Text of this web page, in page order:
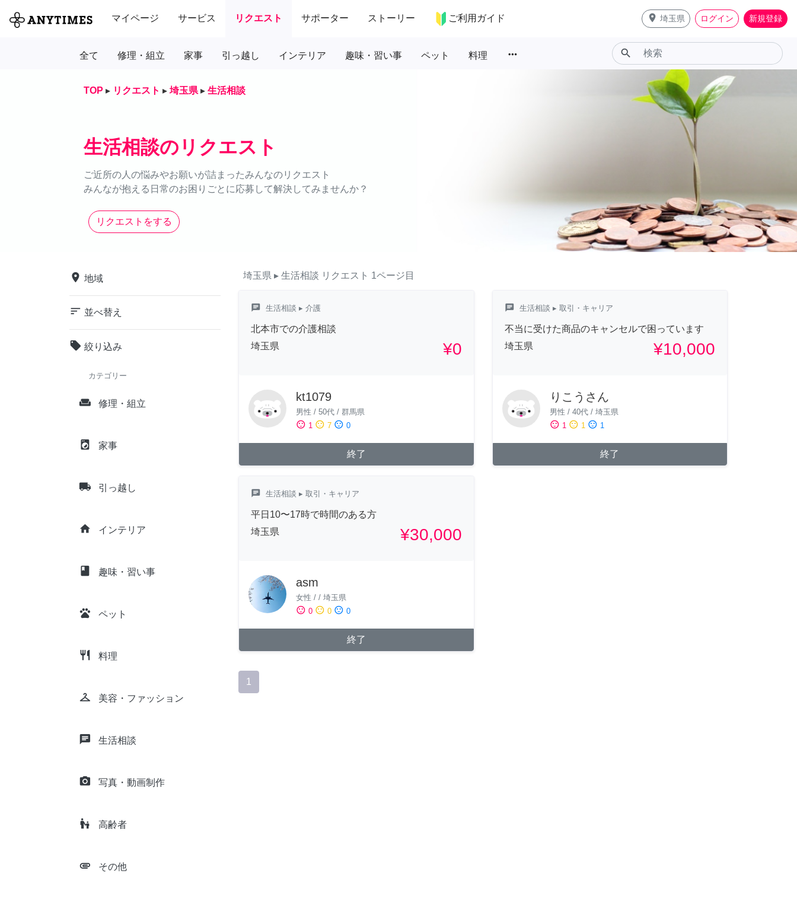
マイページ サービス リクエスト サポーター ストーリー ご利用ガイド place 埼玉県 ログイン 新規登録
全て 修理・組立 家事 引っ越し インテリア 趣味・習い事 ペット 料理 more_horiz search
TOP ▸ リクエスト ▸ 埼玉県 ▸ 生活相談
生活相談のリクエスト
ご近所の人の悩みやお願いが詰まったみんなのリクエスト
みんなが抱える日常のお困りごとに応募して解決してみませんか？
リクエストをする
place 地域
sort 並べ替え
local_offer 絞り込み
カテゴリー
weekend 修理・組立
local_laundry_service 家事
local_shipping 引っ越し
home インテリア
class 趣味・習い事
pets ペット
restaurant 料理
checkroom 美容・ファッション
chat 生活相談
camera_alt 写真・動画制作
escalator_warning 高齢者
attachment その他
埼玉県 ▸ 生活相談 リクエスト 1ページ目
chat 生活相談 ▸ 介護
北本市での介護相談
埼玉県
¥0
kt1079
男性 / 50代 / 群馬県
sentiment_satisfied 1 sentiment_neutral 7 sentiment_dissatisfied 0
終了
chat 生活相談 ▸ 取引・キャリア
不当に受けた商品のキャンセルで困っています
埼玉県
¥10,000
りこうさん
男性 / 40代/ 埼玉県
sentiment_satisfied 1 sentiment_neutral 1 sentiment_dissatisfied 1
終了
chat 生活相談 ▸ 取引・キャリア
平日10〜17時で時間のある方
埼玉県
¥30,000
asm
女性 / / 埼玉県
sentiment_satisfied 0 sentiment_neutral 0 sentiment_dissatisfied 0
終了
1